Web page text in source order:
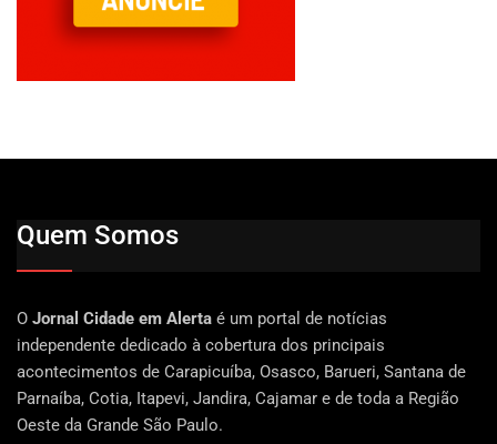
Quem Somos
O Jornal Cidade em Alerta é um portal de notícias
independente dedicado à cobertura dos principais
acontecimentos de Carapicuíba, Osasco, Barueri, Santana de
Parnaíba, Cotia, Itapevi, Jandira, Cajamar e de toda a Região
Oeste da Grande São Paulo.